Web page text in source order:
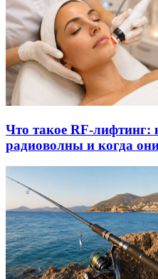
Что такое RF-лифтинг:
радиоволны и когда